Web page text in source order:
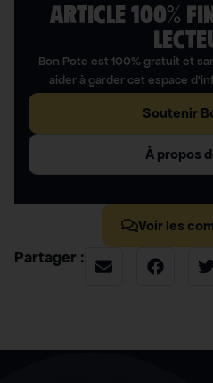
ARTICLE 100%
Bon Pote est 100% gratuit et
aider à garder cet espace
Soutenir
À propos
Voir les
Partager :